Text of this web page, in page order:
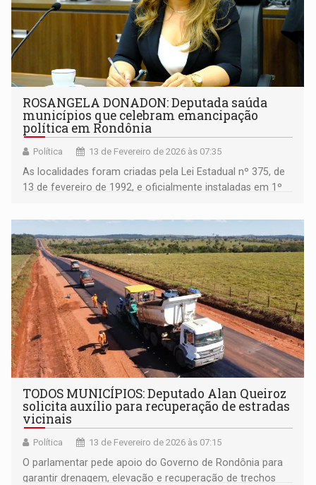
ROSANGELA DONADON: Deputada saúda
municípios que celebram emancipação
política em Rondônia
Política 13 de Fevereiro de 2026 às 07:35
As localidades foram criadas pela Lei Estadual nº 375, de
13 de fevereiro de 1992, e oficialmente instaladas em 1º
TODOS MUNICÍPIOS: Deputado Alan Queiroz
solicita auxílio para recuperação de estradas
vicinais
Política 13 de Fevereiro de 2026 às 07:15
O parlamentar pede apoio do Governo de Rondônia para
garantir drenagem, elevação e recuperação de trechos